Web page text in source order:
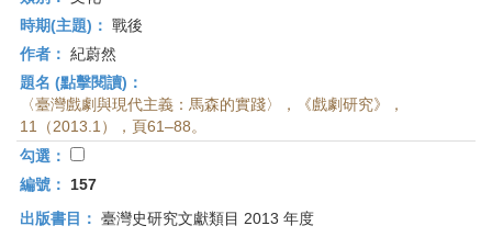
時期(主題)： 戰後
作者： 紀蔚然
題名 (點擊閱讀)：
〈臺灣戲劇與現代主義：馬森的實踐〉，《戲劇研究》，
11（2013.1），頁61–88。
勾選：
編號：
157
出版書目： 臺灣史研究文獻類目 2013 年度